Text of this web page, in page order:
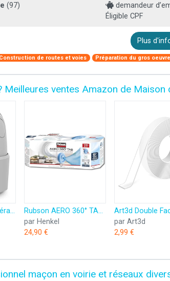
(97)
demandeur
Éligible CPF
Plus
Construction de routes et voies Préparation du gros
Meilleures ventes Amazon de Maison
Imou 2K(3MP) Caméra Surveillance WiFi Intérieure Caméra 360° Connectée Smartphone avec Détection Humaine AI Suivi Intelligent Sirène Audio Bidirectionnel Compatible Alexa pour Bébé/Animaux
Rubson AERO 360° TAB, recharges en tabs neutres pour absorbeur d'humidité, ultra absorbantes et anti odeurs recharges pour déshumidificateurs AERO 360°, 6 x 450 g
par Henkel
24,90 €
par Art3d
2,99 €
maçon en voirie et réseaux